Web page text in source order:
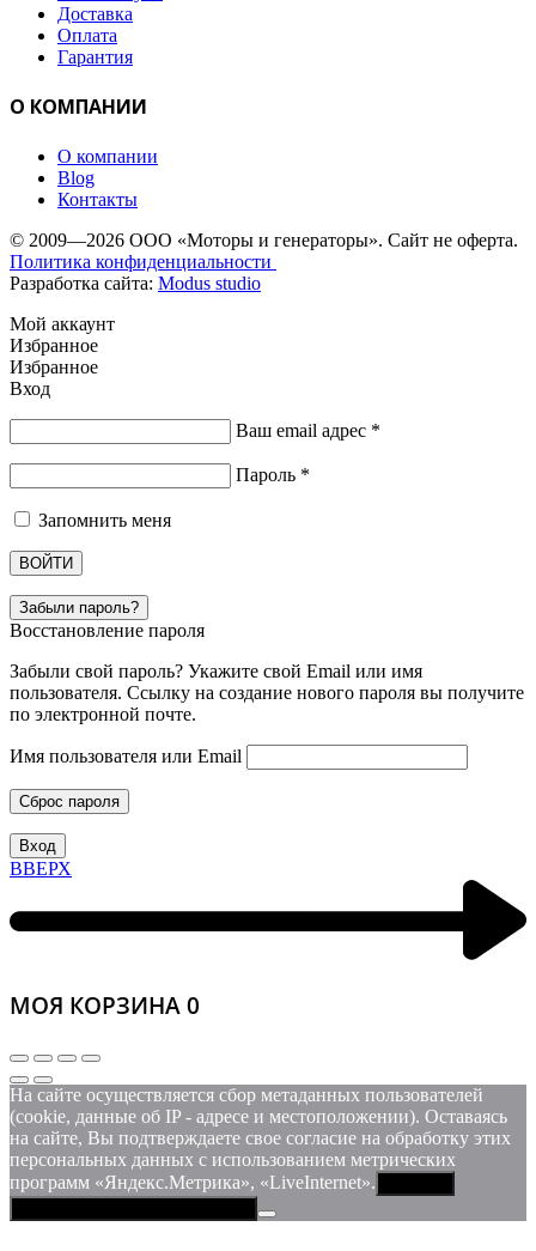
Доставка
Оплата
Гарантия
О КОМПАНИИ
О компании
Blog
Контакты
© 2009—2026 ООО «Моторы и генераторы». Сайт не оферта.
Политика конфиденциальности
Разработка сайта: Modus studio
Мой аккаунт
Избранное
Избранное
Вход
Ваш email адрес *
Пароль *
Запомнить меня
ВОЙТИ
Забыли пароль?
Восстановление пароля
Забыли свой пароль? Укажите свой Email или имя
пользователя. Ссылку на создание нового пароля вы получите
по электронной почте.
Имя пользователя или Email
Сброс пароля
Вход
ВВЕРХ
МОЯ КОРЗИНА 0
На сайте осуществляется сбор метаданных пользователей
(cookie, данные об IP - адресе и местоположении). Оставаясь
на сайте, Вы подтверждаете свое согласие на обработку этих
персональных данных c использованием метрических
программ «Яндекс.Метрика», «LiveInternet».